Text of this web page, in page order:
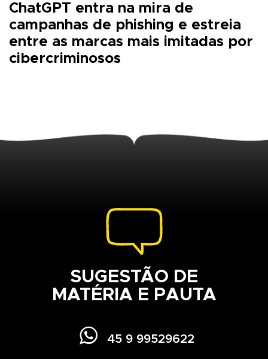
ChatGPT entra na mira de
campanhas de phishing e estreia
entre as marcas mais imitadas por
cibercriminosos
SUGESTÃO DE
MATÉRIA E PAUTA
 45 9 99529622